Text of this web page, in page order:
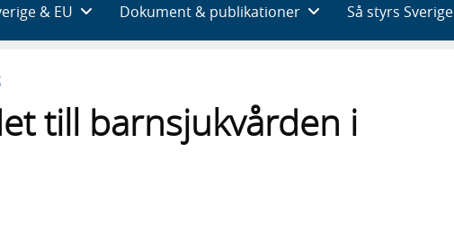
framträder
en
& EU Dokument & publikationer Så styrs Sverige
till barnsjukvården i